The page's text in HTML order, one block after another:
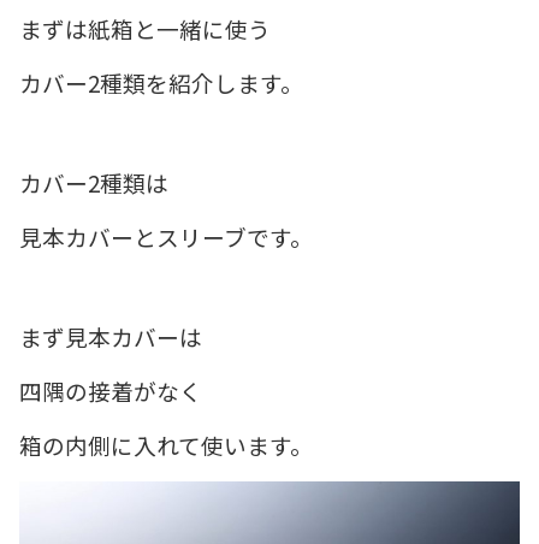
まずは紙箱と一緒に使う
カバー2種類を紹介します。
カバー2種類は
見本カバーとスリーブです。
まず見本カバーは
四隅の接着がなく
箱の内側に入れて使います。